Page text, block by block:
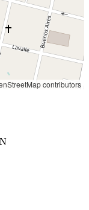
contributors